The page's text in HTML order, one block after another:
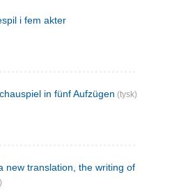
i fem akter
in fünf Aufzügen (tysk)
new translation, the writing of the play,